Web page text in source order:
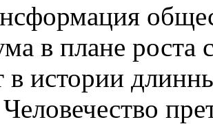
в плане роста
в истории